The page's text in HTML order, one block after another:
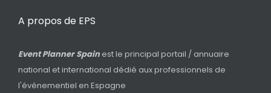
A propos de EPS
Event Planner Spain est le principal portail / annuaire
national et international dédié aux professionnels de
l'événementiel en Espagne